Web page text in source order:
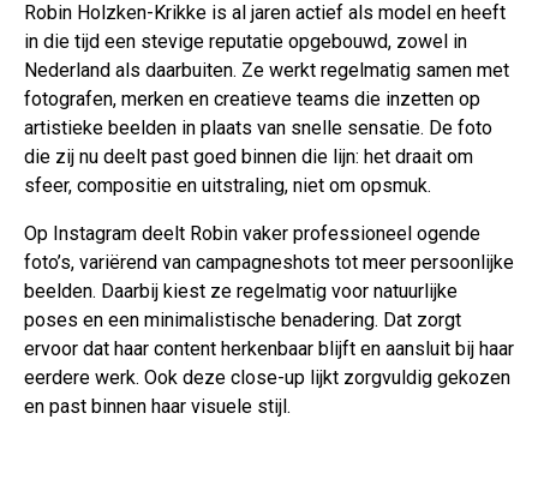
Robin Holzken-Krikke is al jaren actief als model en heeft
in die tijd een stevige reputatie opgebouwd, zowel in
Nederland als daarbuiten. Ze werkt regelmatig samen met
fotografen, merken en creatieve teams die inzetten op
artistieke beelden in plaats van snelle sensatie. De foto
die zij nu deelt past goed binnen die lijn: het draait om
sfeer, compositie en uitstraling, niet om opsmuk.
Op Instagram deelt Robin vaker professioneel ogende
foto’s, variërend van campagneshots tot meer persoonlijke
beelden. Daarbij kiest ze regelmatig voor natuurlijke
poses en een minimalistische benadering. Dat zorgt
ervoor dat haar content herkenbaar blijft en aansluit bij haar
eerdere werk. Ook deze close-up lijkt zorgvuldig gekozen
en past binnen haar visuele stijl.